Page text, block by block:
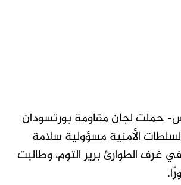
حملت لجان مقاومة بورتسودان
الأمنية مسؤولية سلامة
غرف الطوارئ برير التوم، وطالبت